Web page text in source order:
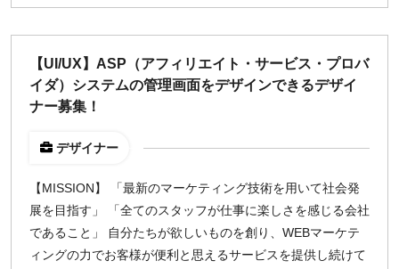
【UI/UX】ASP（アフィリエイト・サービス・プロバ
イダ）システムの管理画面をデザインできるデザイ
ナー募集！
デザイナー
【MISSION】 「最新のマーケティング技術を用いて社会発
展を目指す」 「全てのスタッフが仕事に楽しさを感じる会社
であること」 自分たちが欲しいものを創り、WEBマーケテ
ィングの力でお客様が便利と思えるサービスを提供し続けて